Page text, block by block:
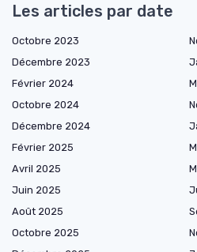
Les articles par date
Octobre 2023
Décembre 2023
Février 2024
Octobre 2024
Décembre 2024
Février 2025
Avril 2025
Juin 2025
Août 2025
Octobre 2025